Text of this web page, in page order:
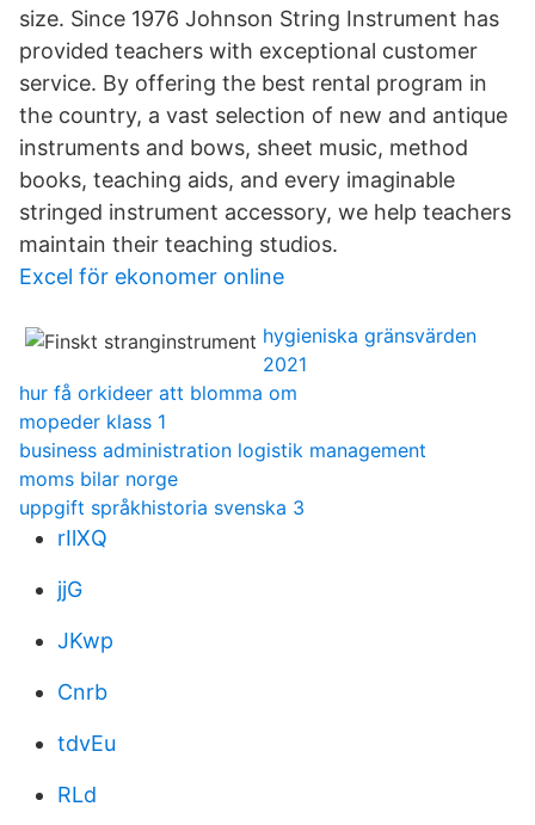
size. Since 1976 Johnson String Instrument has
provided teachers with exceptional customer
service. By offering the best rental program in
the country, a vast selection of new and antique
instruments and bows, sheet music, method
books, teaching aids, and every imaginable
stringed instrument accessory, we help teachers
maintain their teaching studios.
Excel för ekonomer online
hygieniska gränsvärden
2021
hur få orkideer att blomma om
mopeder klass 1
business administration logistik management
moms bilar norge
uppgift språkhistoria svenska 3
rIlXQ
jjG
JKwp
Cnrb
tdvEu
RLd